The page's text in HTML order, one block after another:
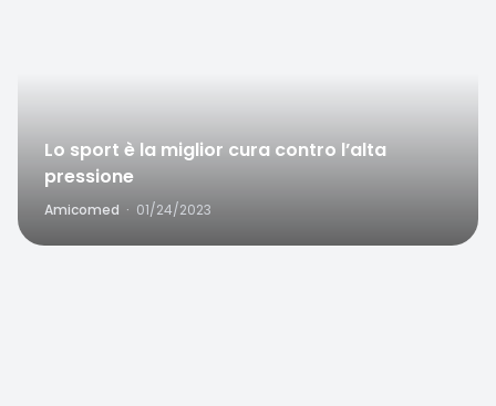
Lo sport è la miglior cura contro l’alta
pressione
Amicomed · 01/24/2023